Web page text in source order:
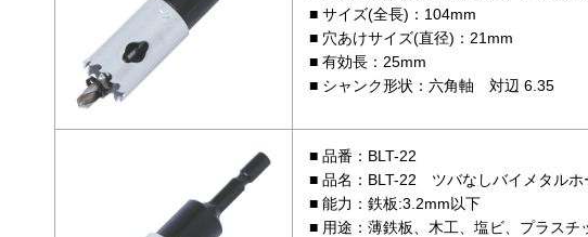
サイズ(全長)：104mm
穴あけサイズ(直径)：21mm
有効長：25mm
シャンク形状：六角軸 対辺 6.35
品番：BLT-22
品名：BLT-22 ツバなしバイメタル
能力：鉄板:3.2mm以下
用途：薄鉄板、木工、塩ビ、プラスチ